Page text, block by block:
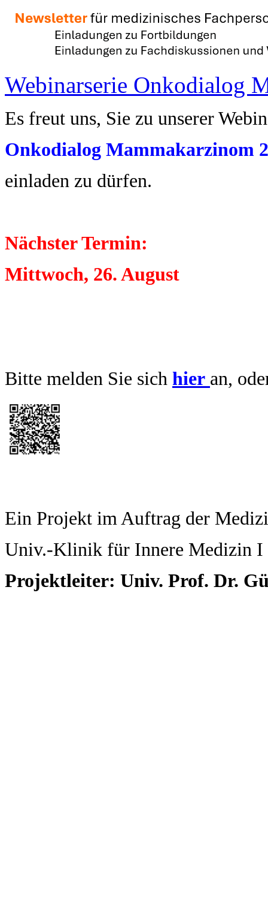
Webinarserie Onkodialog
Es freut uns, Sie zu unserer
Onkodialog Mammakarzinom
einladen zu dürfen.
Nächster Termin:
Mittwoch, 26. August
Bitte melden Sie sich hier an,
Ein Projekt im Auftrag der
Univ.-Klinik für Innere Medizin I
Projektleiter: Univ. Prof. Dr.